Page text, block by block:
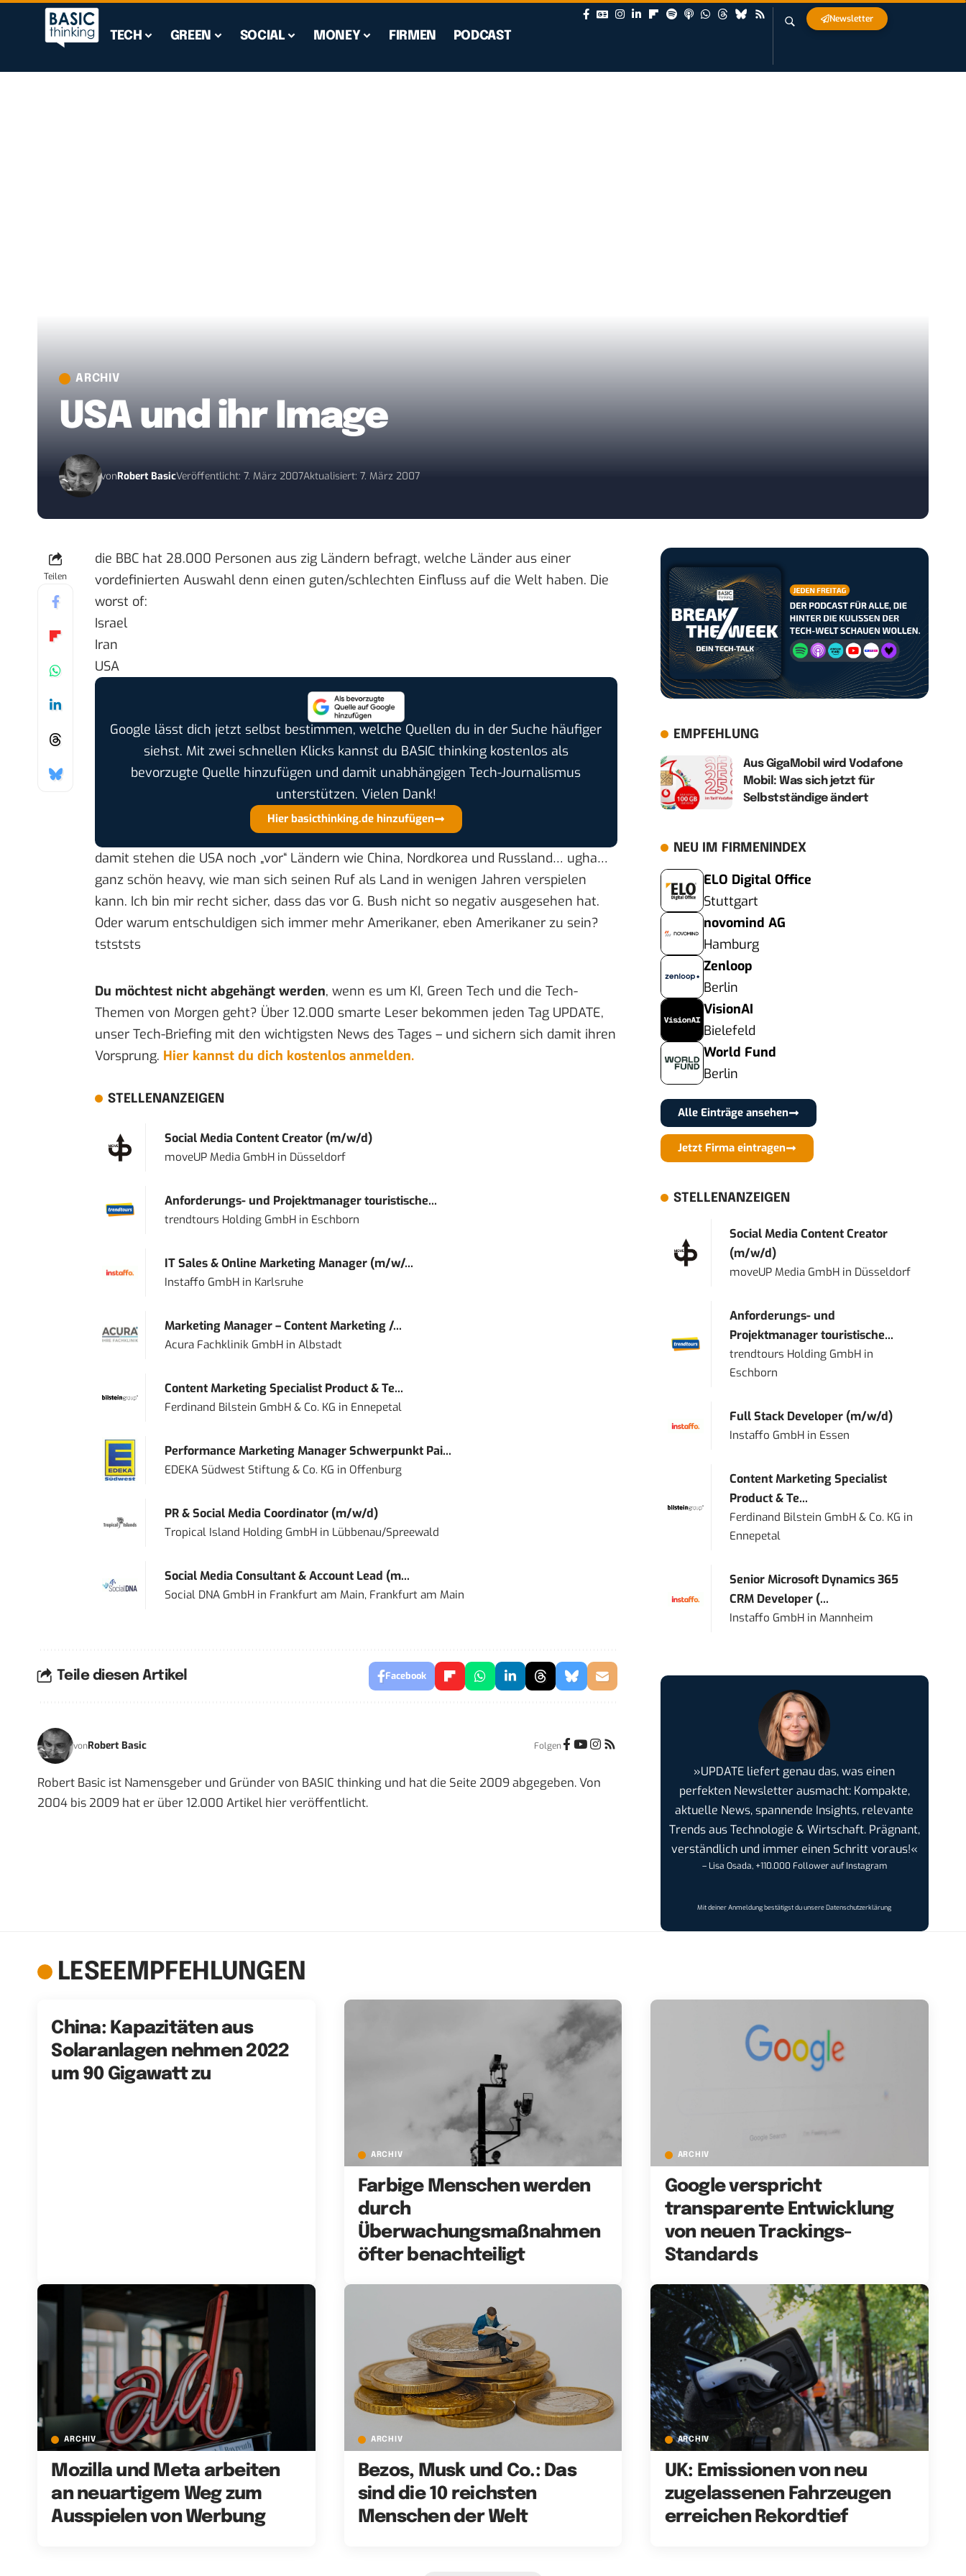
TECH GREEN SOCIAL MONEY FIRMEN PODCAST
Newsletter
ARCHIV
USA und ihr Image
vonRobert BasicVeröffentlicht: 7. März 2007Aktualisiert: 7. März 2007
Teilen
die BBC hat 28.000 Personen aus zig Ländern befragt, welche Länder aus einer
vordefinierten Auswahl denn einen guten/schlechten Einfluss auf die Welt haben. Die
worst of:
Israel
Iran
USA
Google lässt dich jetzt selbst bestimmen, welche Quellen du in der Suche häufiger
siehst. Mit zwei schnellen Klicks kannst du BASIC thinking kostenlos als
bevorzugte Quelle hinzufügen und damit unabhängigen Tech-Journalismus
unterstützen. Vielen Dank!
Hier basicthinking.de hinzufügen
damit stehen die USA noch „vor“ Ländern wie China, Nordkorea und Russland… ugha…
ganz schön heavy, wie man sich seinen Ruf als Land in wenigen Jahren verspielen
kann. Ich bin mir recht sicher, dass das vor G. Bush nicht so negativ ausgesehen hat.
Oder warum entschuldigen sich immer mehr Amerikaner, eben Amerikaner zu sein?
tstststs
Du möchtest nicht abgehängt werden, wenn es um KI, Green Tech und die Tech-
Themen von Morgen geht? Über 12.000 smarte Leser bekommen jeden Tag UPDATE,
unser Tech-Briefing mit den wichtigsten News des Tages – und sichern sich damit ihren
Vorsprung. Hier kannst du dich kostenlos anmelden.
STELLENANZEIGEN
Social Media Content Creator (m/w/d)
moveUP Media GmbHin Düsseldorf
Anforderungs- und Projektmanager touristische...
trendtours Holding GmbHin Eschborn
IT Sales & Online Marketing Manager (m/w/...
Instaffo GmbHin Karlsruhe
Marketing Manager – Content Marketing /...
Acura Fachklinik GmbHin Albstadt
Content Marketing Specialist Product & Te...
Ferdinand Bilstein GmbH & Co. KG in Ennepetal
Performance Marketing Manager Schwerpunkt Pai...
EDEKA Südwest Stiftung & Co. KG in Offenburg
PR & Social Media Coordinator (m/w/d)
Tropical Island Holding GmbHin Lübbenau/Spreewald
Social Media Consultant & Account Lead (m...
Social DNA GmbHin Frankfurt am Main, Frankfurt am Main
Teile diesen Artikel Facebook
vonRobert Basic Folgen
Robert Basic ist Namensgeber und Gründer von BASIC thinking und hat die Seite 2009 abgegeben. Von
2004 bis 2009 hat er über 12.000 Artikel hier veröffentlicht.
EMPFEHLUNG
Aus GigaMobil wird Vodafone
Mobil: Was sich jetzt für
Selbstständige ändert
NEU IM FIRMENINDEX
ELO Digital Office
Stuttgart
novomind AG
Hamburg
Zenloop
Berlin
VisionAI
Bielefeld
World Fund
Berlin
Alle Einträge ansehen
Jetzt Firma eintragen
STELLENANZEIGEN
Social Media Content Creator
(m/w/d)
moveUP Media GmbH in Düsseldorf
Anforderungs- und
Projektmanager touristische...
trendtours Holding GmbH in
Eschborn
Full Stack Developer (m/w/d)
Instaffo GmbH in Essen
Content Marketing Specialist
Product & Te...
Ferdinand Bilstein GmbH & Co. KG in
Ennepetal
Senior Microsoft Dynamics 365
CRM Developer (...
Instaffo GmbH in Mannheim
»UPDATE liefert genau das, was einen
perfekten Newsletter ausmacht: Kompakte,
aktuelle News, spannende Insights, relevante
Trends aus Technologie & Wirtschaft. Prägnant,
verständlich und immer einen Schritt voraus!«
– Lisa Osada, +110.000 Follower auf Instagram
Mit deiner Anmeldung bestätigst du unsereDatenschutzerklärung
LESEEMPFEHLUNGEN
China: Kapazitäten aus
Solaranlagen nehmen 2022
um 90 Gigawatt zu
ARCHIV
Farbige Menschen werden
durch
Überwachungsmaßnahmen
öfter benachteiligt
ARCHIV
Google verspricht
transparente Entwicklung
von neuen Trackings-
Standards
ARCHIV
Mozilla und Meta arbeiten
an neuartigem Weg zum
Ausspielen von Werbung
ARCHIV
Bezos, Musk und Co.: Das
sind die 10 reichsten
Menschen der Welt
ARCHIV
UK: Emissionen von neu
zugelassenen Fahrzeugen
erreichen Rekordtief